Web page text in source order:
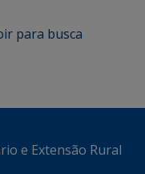
ir para busca
e Extensão Rural